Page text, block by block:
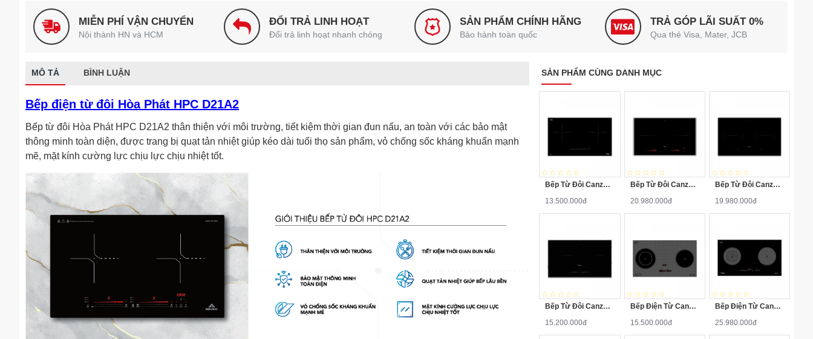
MIỄN PHÍ VẬN CHUYỂN
Nội thành HN và HCM
ĐỔI TRẢ LINH HOẠT
Đổi trả linh hoạt nhanh chóng
SẢN PHẨM CHÍNH HÃNG
Bảo hành toàn quốc
TRẢ GÓP LÃI SUẤT 0%
Qua thẻ Visa, Mater, JCB
MÔ TẢ BÌNH LUẬN
Bếp điện từ đôi Hòa Phát HPC D21A2
Bếp từ đôi Hòa Phát HPC D21A2 thân thiện với môi trường, tiết kiệm thời gian đun nấu, an toàn với các bảo mật
thông minh toàn diện, được trang bị quạt tản nhiệt giúp kéo dài tuổi thọ sản phẩm, vỏ chống sốc kháng khuẩn mạnh
mẽ, mặt kính cường lực chịu lực chịu nhiệt tốt.
SẢN PHẨM CÙNG DANH MỤC
Bếp Từ Đôi Canzy CZ-922P
13.500.000đ
Bếp Từ Đôi Canzy CZ-702IP
20.980.000đ
Bếp Từ Đôi Canzy CZ-702IPA
19.980.000đ
Bếp Từ Đôi Canzy CZ-922H
15.200.000đ
Bếp Điện Từ Canzy CZ-BMIX740T
15.500.000đ
Bếp Điện Từ Canzy CZ-BMIX701T
25.980.000đ